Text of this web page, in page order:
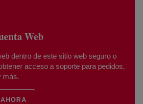
Web
dentro de este sitio web seguro o
acceso a soporte para pedidos,
más.